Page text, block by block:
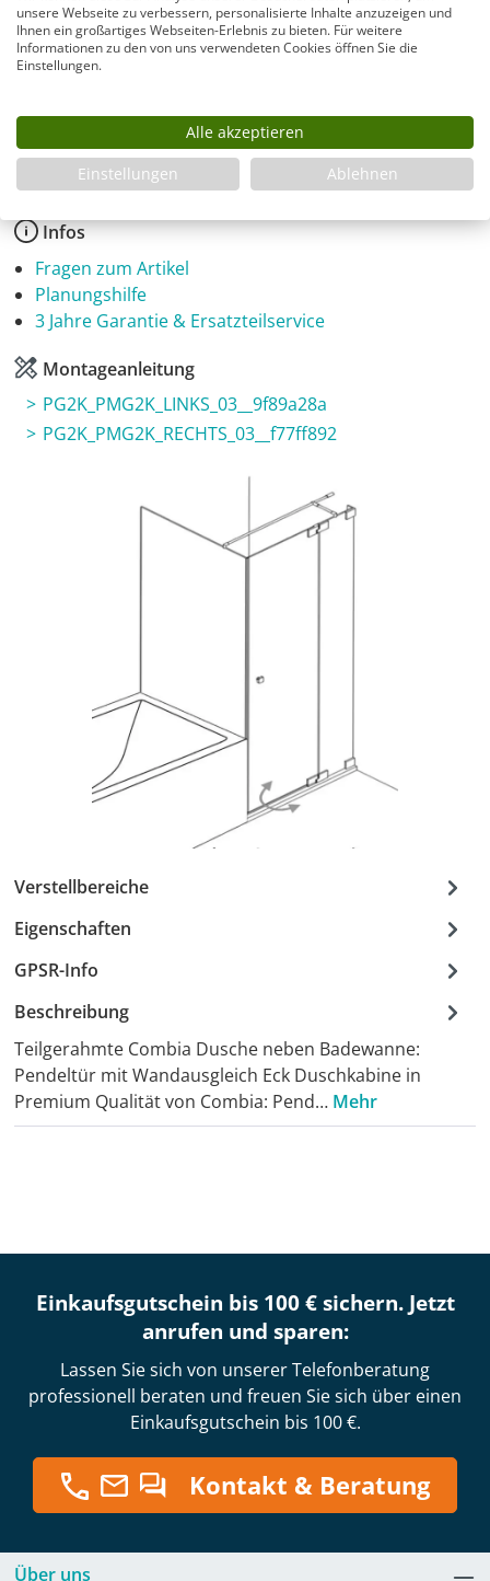
Montage
Produkt Anzahl: Gib den gewünschten
In den Warenkorb
Infos
Fragen zum Artikel
Planungshilfe
3 Jahre Garantie & Ersatzteilservice
Montageanleitung
PG2K_PMG2K_LINKS_03__9f89a28a
PG2K_PMG2K_RECHTS_03__f77ff892
Verstellbereiche
Eigenschaften
GPSR-Info
Beschreibung
Teilgerahmte Combia Dusche neben Badewanne:
Pendeltür mit Wandausgleich Eck Duschkabine in
Premium Qualität von Combia: Pend… Mehr
Einkaufsgutschein bis 100 € sichern. Jetzt
anrufen und sparen:
Lassen Sie sich von unserer Telefonberatung
professionell beraten und freuen Sie sich über einen
Einkaufsgutschein bis 100 €.
Kontakt & Beratung
Über uns
unsere Webseite zu verbessern, personalisierte Inhalte anzuzeigen und
Ihnen ein großartiges Webseiten-Erlebnis zu bieten. Für weitere
Informationen zu den von uns verwendeten Cookies öffnen Sie die
Einstellungen.
Alle akzeptieren
Einstellungen
Ablehnen